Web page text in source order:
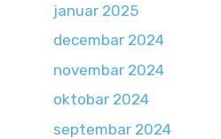
januar 2025
decembar 2024
novembar 2024
oktobar 2024
septembar 2024